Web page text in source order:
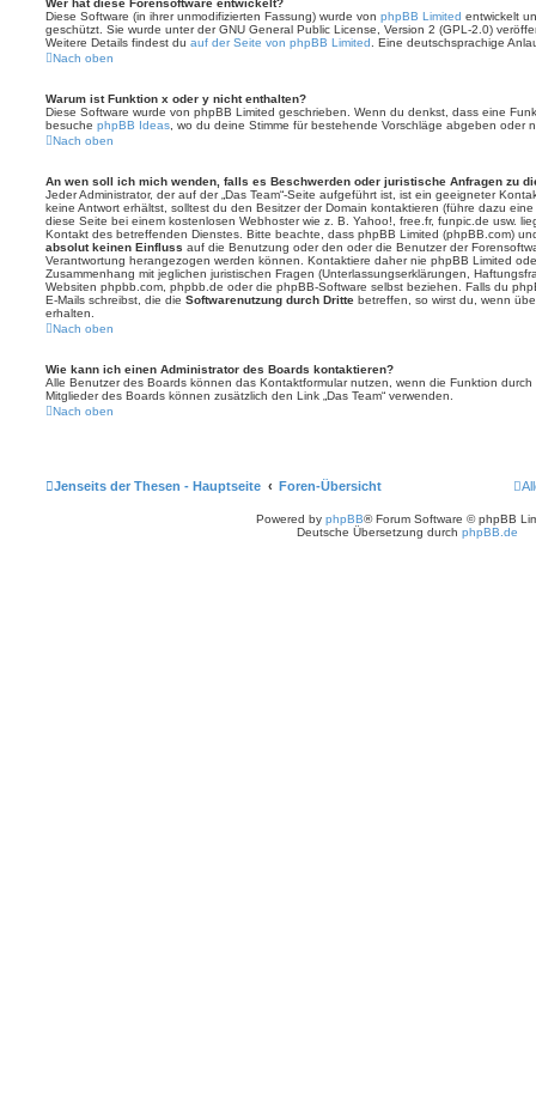
Wer hat diese Forensoftware entwickelt?
Diese Software (in ihrer unmodifizierten Fassung) wurde von phpBB Limited entwickelt
geschützt. Sie wurde unter der GNU General Public License, Version 2 (GPL-2.0)
Weitere Details findest du auf der Seite von phpBB Limited . Eine deutschsprachige
Nach oben
Warum ist Funktion x oder y nicht enthalten?
Diese Software wurde von phpBB Limited geschrieben. Wenn du denkst, dass eine
besuche phpBB Ideas , wo du deine Stimme für bestehende Vorschläge abgeben oder
Nach oben
An wen soll ich mich wenden, falls es Beschwerden oder juristische Anfragen zu
Jeder Administrator, der auf der „Das Team“-Seite aufgeführt ist, ist ein geeigneter
keine Antwort erhältst, solltest du den Besitzer der Domain kontaktieren (führe dazu eine
diese Seite bei einem kostenlosen Webhoster wie z. B. Yahoo!, free.fr, funpic.de usw.
Kontakt des betreffenden Dienstes. Bitte beachte, dass phpBB Limited (phpBB.com)
absolut keinen Einfluss auf die Benutzung oder den oder die Benutzer der
Verantwortung herangezogen werden können. Kontaktiere daher nie phpBB Limited
Zusammenhang mit jeglichen juristischen Fragen (Unterlassungserklärungen,
Websiten phpbb.com, phpbb.de oder die phpBB-Software selbst beziehen. Falls du
E-Mails schreibst, die die Softwarenutzung durch Dritte betreffen, so wirst du, wenn
erhalten.
Nach oben
Wie kann ich einen Administrator des Boards kontaktieren?
Alle Benutzer des Boards können das Kontaktformular nutzen, wenn die Funktion
Mitglieder des Boards können zusätzlich den Link „Das Team“ verwenden.
Nach oben
Jenseits der Thesen - Hauptseite Foren-Übersicht
Powered by phpBB® Forum Software © phpBB
Deutsche Übersetzung durch phpBB.de